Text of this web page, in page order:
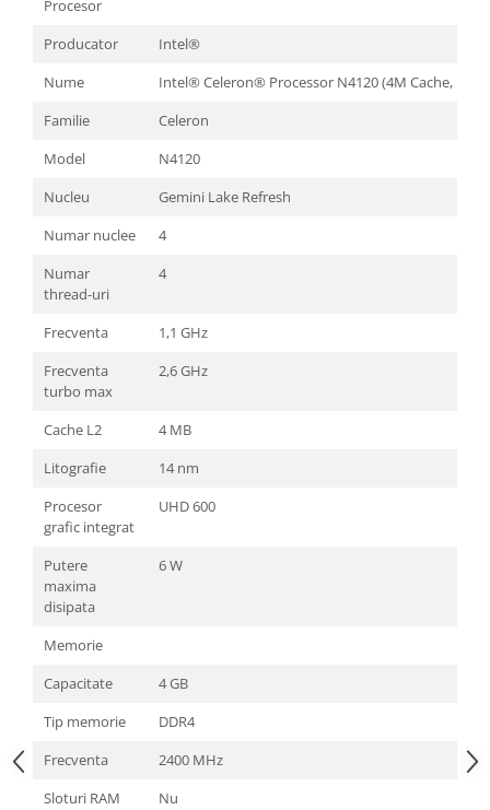
Procesor
Producator
Intel®
Nume
Intel® Celeron® Processor N4120 (4M Cache, up
Familie
Celeron
Model
N4120
Nucleu
Gemini Lake Refresh
Numar nuclee
4
Numar
thread-uri
4
Frecventa
1,1 GHz
Frecventa
turbo max
2,6 GHz
Cache L2
4 MB
Litografie
14 nm
Procesor
grafic integrat
UHD 600
Putere
maxima
disipata
6 W
Memorie
Capacitate
4 GB
Tip memorie
DDR4
Frecventa
2400 MHz
Sloturi RAM
Nu